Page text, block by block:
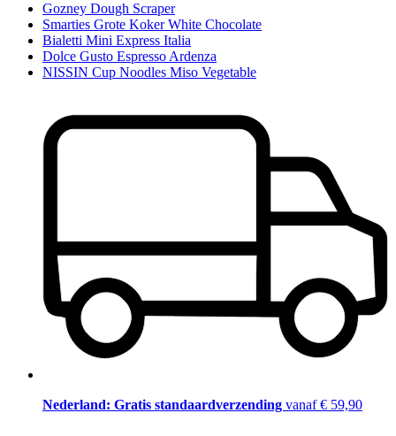
Gozney Dough Scraper
Smarties Grote Koker White Chocolate
Bialetti Mini Express Italia
Dolce Gusto Espresso Ardenza
NISSIN Cup Noodles Miso Vegetable
Nederland: Gratis standaardverzending vanaf € 59,90